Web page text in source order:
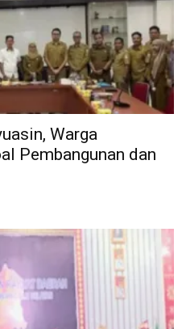
Warga
Pembangunan dan